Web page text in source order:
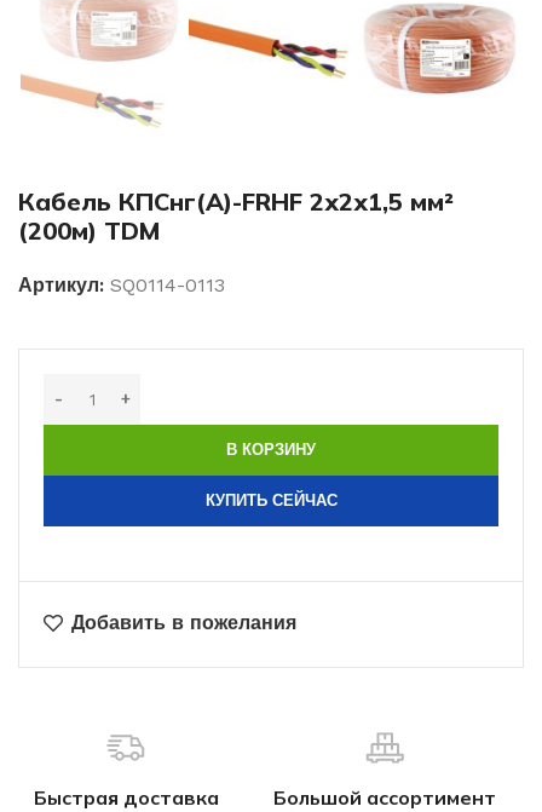
Кабель КПСнг(А)-FRHF 2х2х1,5 мм²
(200м) TDM
Артикул: SQ0114-0113
В КОРЗИНУ
КУПИТЬ СЕЙЧАС
Добавить в пожелания
Быстрая доставка Большой ассортимент